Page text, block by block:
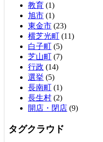
教育 (1)
旭市 (1)
東金市 (23)
横芝光町 (11)
白子町 (5)
芝山町 (7)
行政 (14)
選挙 (5)
長南町 (1)
長生村 (2)
開店・閉店 (9)
タグクラウド